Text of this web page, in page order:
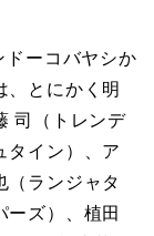
ドーコバヤシか
、とにかく明
司（トレンデ
タイン）、ア
（ランジャタ
ーズ）、植田